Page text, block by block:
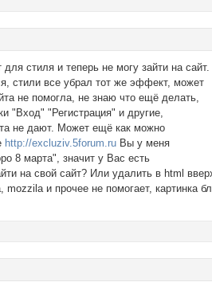
стиля и теперь не могу зайти на сайт.
стили все убрал тот же эффект, может
не помогла, не знаю что ещё делать,
"Вход" "Регистрация" и другие,
не дают. Может ещё как можно
http://excluziv.5forum.ru Вы у меня
8 марта", значит у Вас есть
на свой сайт? Или удалить в html
mozzila и прочее не помогает, картинка